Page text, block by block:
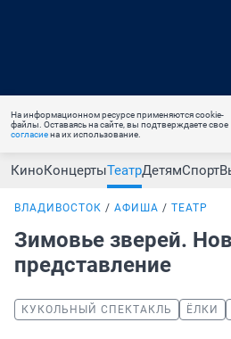
На информационном ресурсе применяются cookie-
файлы. Оставаясь на сайте, вы подтверждаете свое
согласиена их использование.
КиноКонцертыТеатрДетямСпорт
ВЛАДИВОСТОК АФИША ТЕАТР
Зимовье зверей.
представление
КУКОЛЬНЫЙ СПЕКТАКЛЬ ЁЛКИ